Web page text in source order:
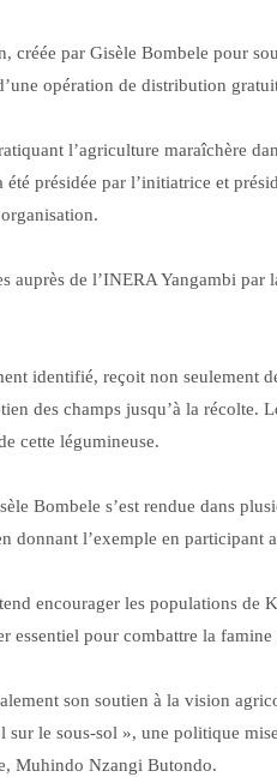
créée par Gisèle Bombele pour
opération de distribution
l’agriculture maraîchère
présidée par l’initiatrice et
auprès de l’INERA Yangambi
identifié, reçoit non seulement
des champs jusqu’à la récolte.
cette légumineuse.
Bombele s’est rendue dans
donnant l’exemple en participant
encourager les populations de
essentiel pour combattre la
son soutien à la vision
le sous-sol », une politique
Muhindo Nzangi Butondo.